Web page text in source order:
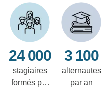
24 000
stagiaires
formés par
3 100
alternautes
par an